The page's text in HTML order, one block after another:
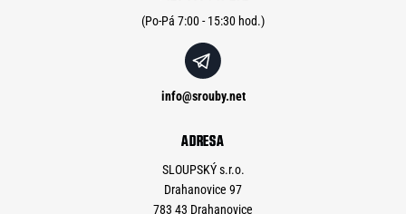
info@srouby.net
ADRESA
SLOUPSKÝ s.r.o.
Drahanovice 97
783 43 Drahanovice